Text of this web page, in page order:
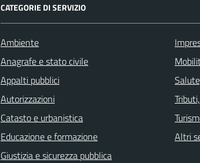
CATEGORIE DI SERVIZIO
Ambiente
Anagrafe e stato civile
Appalti pubblici
Autorizzazioni
Catasto e urbanistica
Educazione e formazione
Giustizia e sicurezza pubblica
Altri